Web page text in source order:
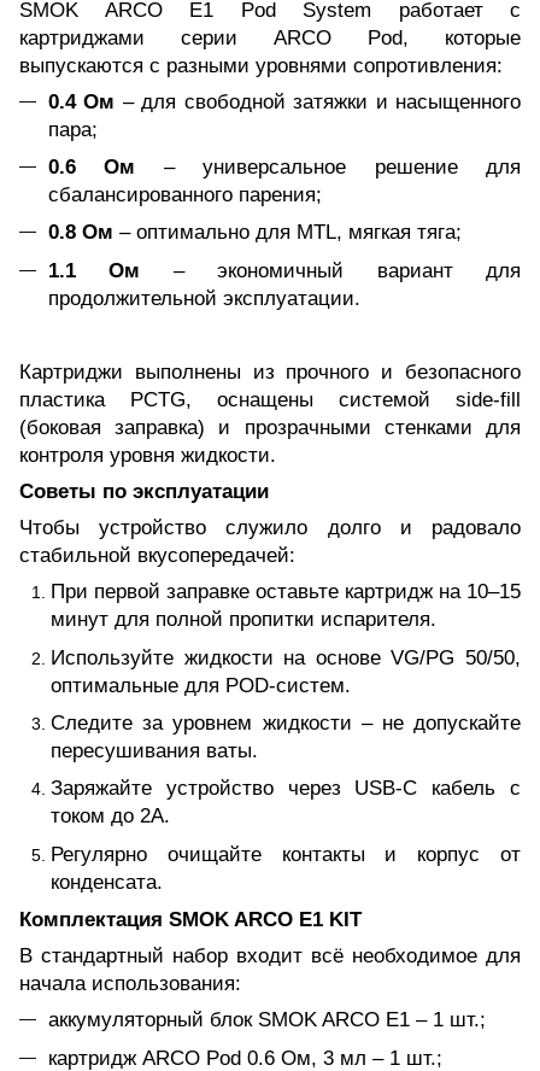
SMOK ARCO E1 Pod System работает с
картриджами серии ARCO Pod, которые
выпускаются с разными уровнями сопротивления:
0.4 Ом – для свободной затяжки и насыщенного
пара;
0.6 Ом – универсальное решение для
сбалансированного парения;
0.8 Ом – оптимально для MTL, мягкая тяга;
1.1 Ом – экономичный вариант для
продолжительной эксплуатации.
Картриджи выполнены из прочного и безопасного
пластика PCTG, оснащены системой side-fill
(боковая заправка) и прозрачными стенками для
контроля уровня жидкости.
Советы по эксплуатации
Чтобы устройство служило долго и радовало
стабильной вкусопередачей:
При первой заправке оставьте картридж на 10–15
минут для полной пропитки испарителя.
Используйте жидкости на основе VG/PG 50/50,
оптимальные для POD-систем.
Следите за уровнем жидкости – не допускайте
пересушивания ваты.
Заряжайте устройство через USB-C кабель с
током до 2А.
Регулярно очищайте контакты и корпус от
конденсата.
Комплектация SMOK ARCO E1 KIT
В стандартный набор входит всё необходимое для
начала использования:
аккумуляторный блок SMOK ARCO E1 – 1 шт.;
картридж ARCO Pod 0.6 Ом, 3 мл – 1 шт.;